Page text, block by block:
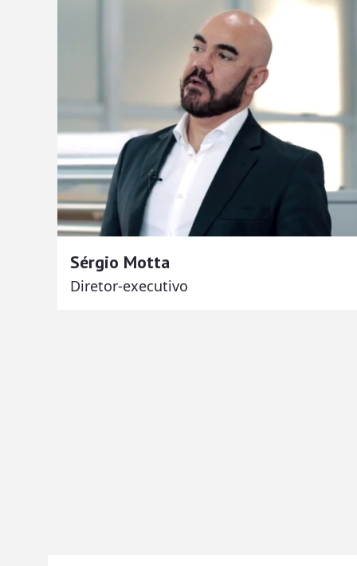
Sérgio Motta
Diretor-executivo